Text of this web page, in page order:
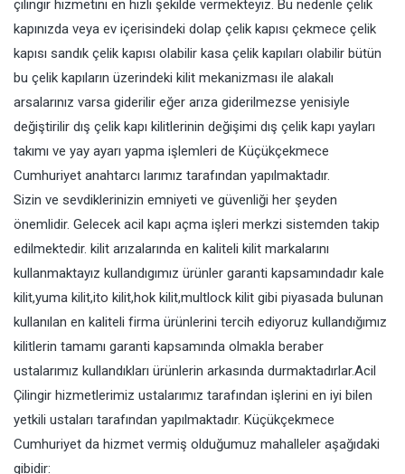
çilingir hizmetini en hızlı şekilde vermekteyiz. Bu nedenle çelik
kapınızda veya ev içerisindeki dolap çelik kapısı çekmece çelik
kapısı sandık çelik kapısı olabilir kasa çelik kapıları olabilir bütün
bu çelik kapıların üzerindeki kilit mekanizması ile alakalı
arsalarınız varsa giderilir eğer arıza giderilmezse yenisiyle
değiştirilir dış çelik kapı kilitlerinin değişimi dış çelik kapı yayları
takımı ve yay ayarı yapma işlemleri de Küçükçekmece
Cumhuriyet anahtarcı larımız tarafından yapılmaktadır.
Sizin ve sevdiklerinizin emniyeti ve güvenliği her şeyden
önemlidir. Gelecek acil kapı açma işleri merkzi sistemden takip
edilmektedir. kilit arızalarında en kaliteli kilit markalarını
kullanmaktayız kullandıgımız ürünler garanti kapsamındadır kale
kilit,yuma kilit,ito kilit,hok kilit,multlock kilit gibi piyasada bulunan
kullanılan en kaliteli firma ürünlerini tercih ediyoruz kullandığımız
kilitlerin tamamı garanti kapsamında olmakla beraber
ustalarımız kullandıkları ürünlerin arkasında durmaktadırlar.Acil
Çilingir hizmetlerimiz ustalarımız tarafından işlerini en iyi bilen
yetkili ustaları tarafından yapılmaktadır. Küçükçekmece
Cumhuriyet da hizmet vermiş olduğumuz mahalleler aşağıdaki
gibidir: